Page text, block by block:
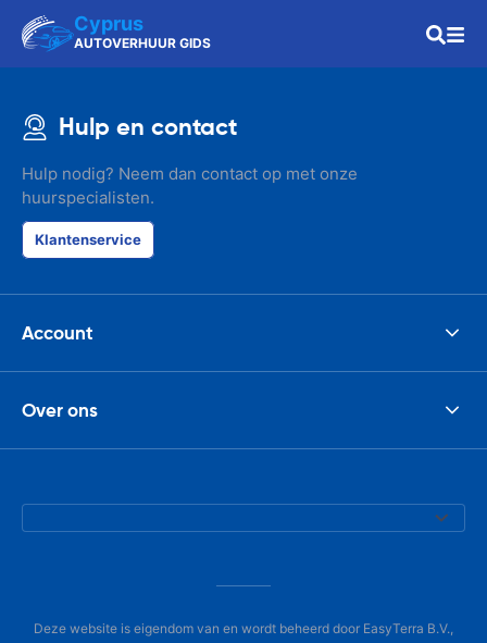
Cyprus
AUTOVERHUUR GIDS
Hulp en contact
Hulp nodig? Neem dan contact op met onze
huurspecialisten.
Klantenservice
Account
Over ons
Deze website is eigendom van en wordt beheerd door EasyTerra B.V.,